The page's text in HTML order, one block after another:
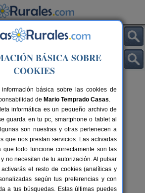
en Mingorría
8-10+5 pers.
desde46 €
del Oso
(Ávila)
BÁSICA SOBRE
COOKIES
básica sobre las cookies de
de Mario Temprado Casas.
informática es un pequeño archivo de
guarda en tu pc, smartphone o tablet al
son nuestras y otras pertenecen a
que nos prestan servicios. Las activadas
que todo funcione correctamente son las
no necesitan de tu autorización. Al pulsar
activarás el resto de cookies (analíticas y
según tus preferencias y con
a tus búsquedas. Estas últimas puedes